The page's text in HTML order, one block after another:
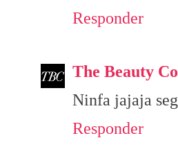
Responder
The Beauty
Ninfa jajaja
Responder